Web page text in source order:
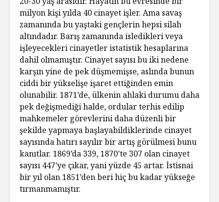
milyon kişi yılda 40 cinayet işler. Ama savaş
zamanında bu yaştaki gençlerin hepsi silah
altındadır. Barış zamanında isledikleri veya
işleyecekleri cinayetler istatistik hesaplarına
dahil olmamıştır. Cinayet sayısı bu iki nedene
karşın yine de pek düşmemişse, aslında bunun
ciddi bir yükselişe işaret ettiğinden emin
olunabilir. 1871’de, ülkenin ahlaki durumu daha
pek değişmediği halde, ordular terhis edilip
mahkemeler görevlerini daha düzenli bir
şekilde yapmaya başlayabildiklerinde cinayet
sayısında hatırı sayılır bir artış görülmesi bunu
kanıtlar. 1869’da 339, 1870’te 307 olan cinayet
sayısı 447’ye çıkar, yani yüzde 45 artar. İstisnai
bir yıl olan 1851’den beri hiç bu kadar yükseğe
tırmanmamıştır.